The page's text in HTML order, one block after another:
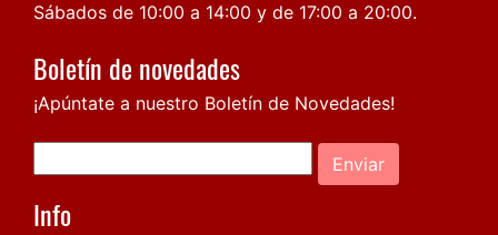
Sábados de 10:00 a 14:00 y de 17:00 a 20:00.
Boletín de novedades
¡Apúntate a nuestro Boletín de Novedades!
Enviar
Info